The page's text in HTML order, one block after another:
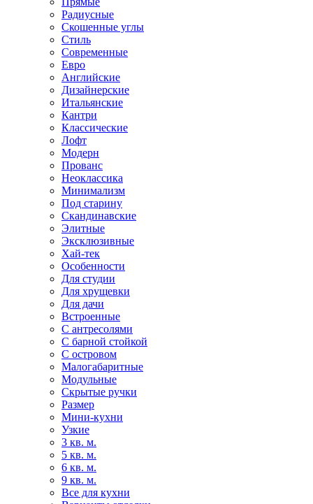
Радиусные
Скошенные углы
Стиль
Современные
Евро
Английские
Дизайнерские
Итальянские
Кантри
Классические
Лофт
Модерн
Прованс
Неоклассика
Минимализм
Под старину
Скандинавские
Элитные
Эксклюзивные
Хай-тек
Особенности
Для студии
Для хрущевки
Для дачи
Встроенные
С антресолями
С барной стойкой
С островом
Малогабаритные
Модульные
Скрытые ручки
Размер
Мини-кухни
Узкие
3 кв. м.
5 кв. м.
6 кв. м.
9 кв. м.
Все для кухни